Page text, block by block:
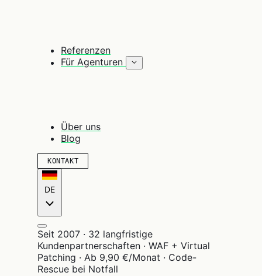
Referenzen
Für Agenturen
Über uns
Blog
KONTAKT
DE
Seit 2007 · 32 langfristige
Kundenpartnerschaften · WAF + Virtual
Patching · Ab 9,90 €/Monat · Code-
Rescue bei Notfall